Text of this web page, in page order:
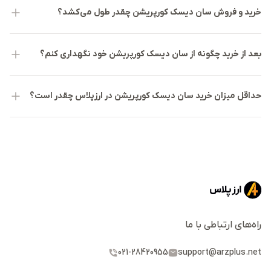
پروژه سان دیسک کورپریشن (SNDK) به دلیل قرارگیری در تقاطع
تقاضای روزافزون برای «ذخیره‌سازی ابری» و «تولید محتوای
باکیفیت»، پتانسیل بالایی برای جذب سرمایه‌گذارانی دارد که به
دنبال زیرساخت‌های ملموس و کاربردی هستند. توانایی این شرکت
در ارائه راه‌کارهای ذخیره‌سازی نوآورانه در بازار دستگاه‌های همراه، آن
را به یک قطب استراتژیک برای توسعه صنعت دیجیتال تبدیل کرده
با این حال، سرمایه‌گذاران باید در نظر داشته باشند که پروژه‌های
جهانی حافظه‌ها روبرو هستند. همچنین، رقابت شدید با سایر
خرید و فروش سان دیسک کورپریشن چقدر طول می‌کشد؟
بعد از خرید چگونه از سان دیسک کورپریشن خود نگهداری کنم؟
حداقل میزان خرید سان دیسک کورپریشن در ارزپلاس چقدر است؟
راه‌های ارتباطی با ما
support@arzplus.net
021-28420955